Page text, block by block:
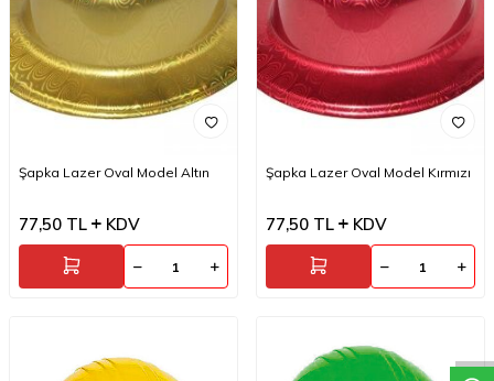
W
h
a
t
a
p
p
D
e
s
t
e
H
a
t
t
Şapka Lazer Oval Model Altın
77,50 TL KDV
Şapka Lazer Oval Model Kırmızı
77,50 TL KDV